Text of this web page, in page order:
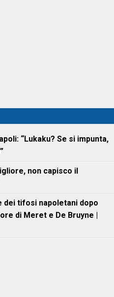
“Lukaku? Se si impunta,
non capisco il
dei tifosi napoletani dopo
di Meret e De Bruyne |